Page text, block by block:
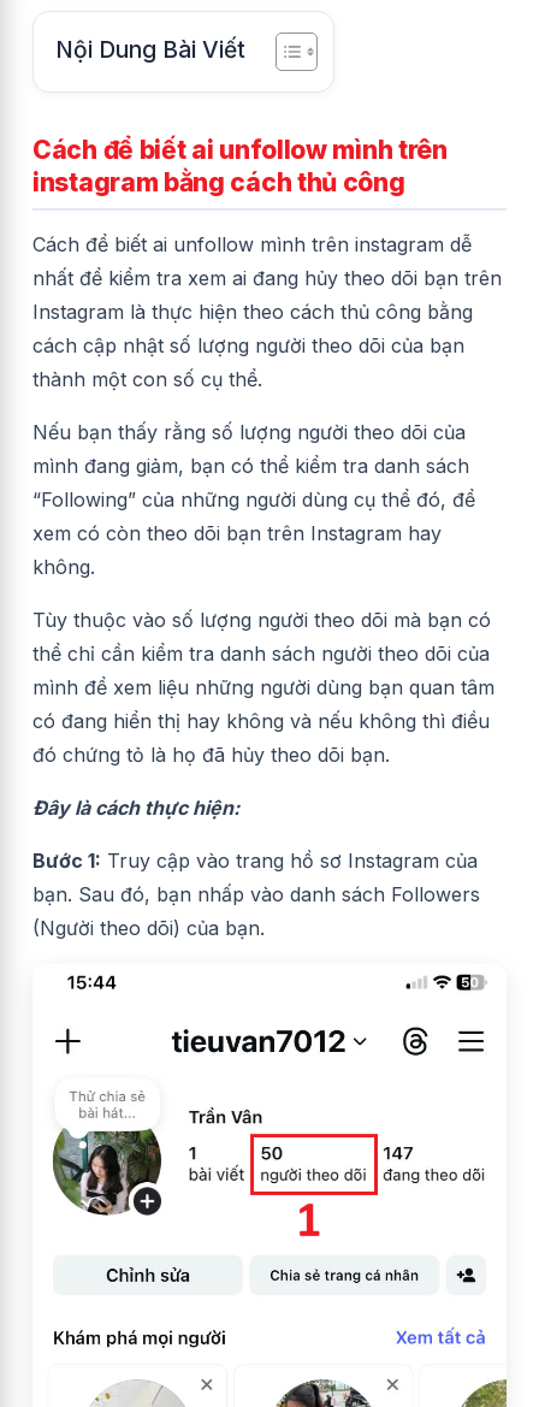
Nội Dung Bài Viết
Cách để biết ai unfollow mình trên
instagram bằng cách thủ công
Cách để biết ai unfollow mình trên instagram dễ
nhất để kiểm tra xem ai đang hủy theo dõi bạn trên
Instagram là thực hiện theo cách thủ công bằng
cách cập nhật số lượng người theo dõi của bạn
thành một con số cụ thể.
Nếu bạn thấy rằng số lượng người theo dõi của
mình đang giảm, bạn có thể kiểm tra danh sách
“Following” của những người dùng cụ thể đó, để
xem có còn theo dõi bạn trên Instagram hay
không.
Tùy thuộc vào số lượng người theo dõi mà bạn có
thể chỉ cần kiểm tra danh sách người theo dõi của
mình để xem liệu những người dùng bạn quan tâm
có đang hiển thị hay không và nếu không thì điều
đó chứng tỏ là họ đã hủy theo dõi bạn.
Đây là cách thực hiện:
Bước 1: Truy cập vào trang hồ sơ Instagram của
bạn. Sau đó, bạn nhấp vào danh sách Followers
(Người theo dõi) của bạn.